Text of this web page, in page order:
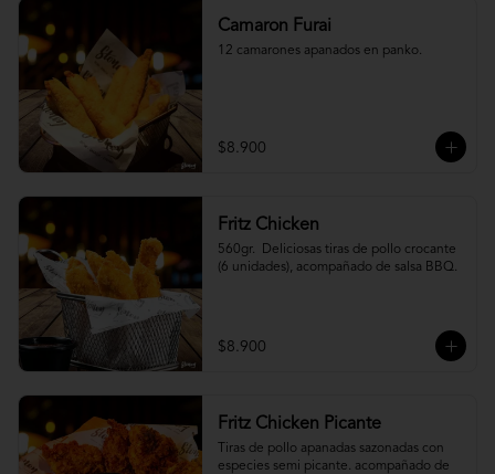
Camaron Furai
12 camarones apanados en panko.
$8.900
Fritz Chicken
560gr.  Deliciosas tiras de pollo crocante
(6 unidades), acompañado de salsa BBQ.
$8.900
Fritz Chicken Picante
Tiras de pollo apanadas sazonadas con
especies semi picante. acompañado de